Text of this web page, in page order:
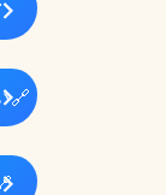
🔗